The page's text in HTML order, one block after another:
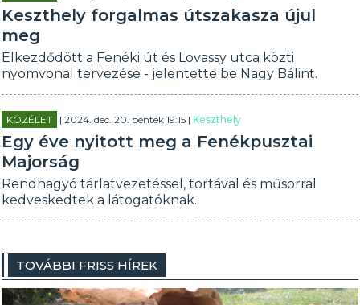
Keszthely forgalmas útszakasza újul
meg
Elkezdődött a Fenéki út és Lovassy utca közti
nyomvonal tervezése - jelentette be Nagy Bálint.
KÖZÉLET | 2024. dec. 20. péntek 19:15 |Keszthely
Egy éve nyitott meg a Fenékpusztai
Majorság
Rendhagyó tárlatvezetéssel, tortával és műsorral
kedveskedtek a látogatóknak.
TOVÁBBI FRISS HÍREK